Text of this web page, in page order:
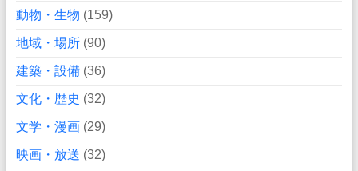
動物・生物 (159)
地域・場所(90)
建築・設備(36)
文化・歴史 (32)
文学・漫画(29)
映画・放送 (32)